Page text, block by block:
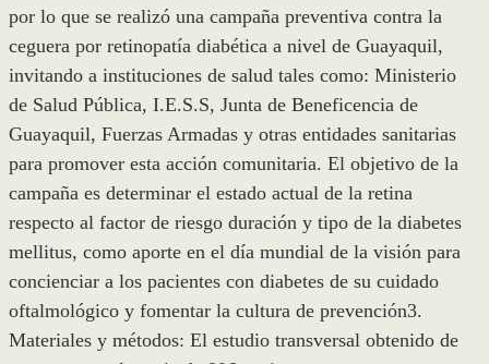
por lo que se realizó una campaña preventiva contra la
ceguera por retinopatía diabética a nivel de Guayaquil,
invitando a instituciones de salud tales como: Ministerio
de Salud Pública, I.E.S.S, Junta de Beneficencia de
Guayaquil, Fuerzas Armadas y otras entidades sanitarias
para promover esta acción comunitaria. El objetivo de la
campaña es determinar el estado actual de la retina
respecto al factor de riesgo duración y tipo de la diabetes
mellitus, como aporte en el día mundial de la visión para
concienciar a los pacientes con diabetes de su cuidado
oftalmológico y fomentar la cultura de prevención3.
Materiales y métodos: El estudio transversal obtenido de